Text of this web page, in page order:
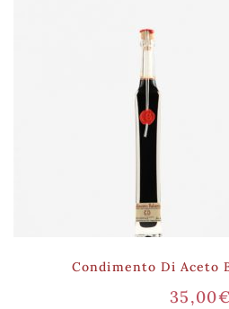
Condimento Di Aceto
35,00€